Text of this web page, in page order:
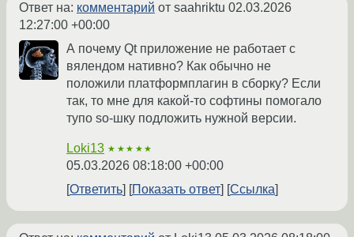
Ответ на: комментарий от saahriktu 02.03.2026
12:27:00 +00:00
А почему Qt приложение не работает с
вялендом нативно? Как обычно не
положили платформплагин в сборку? Если
так, то мне для какой-то софтины помогало
тупо so-шку подложить нужной версии.
Loki13 ★★★★★
05.03.2026 08:18:00 +00:00
Ответить
Показать ответ Ссылка